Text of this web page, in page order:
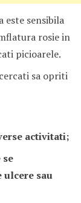
este sensibila
rosie in
picioarele.
sa opriti
activitati;
ulcere sau